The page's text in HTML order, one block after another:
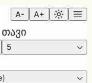
A- A+
თავი
5